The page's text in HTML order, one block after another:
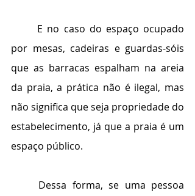
por mesas, cadeiras e guardas-sóis
que as barracas espalham na areia
da praia, a prática não é ilegal, mas
não significa que seja propriedade do
estabelecimento, já que a praia é um
espaço público.